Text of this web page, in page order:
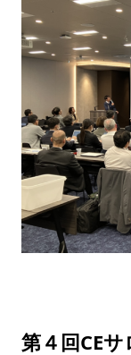
第４回CE